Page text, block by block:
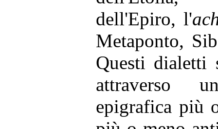
dell'Epiro, l'
Metaponto,
Questi dialetti
attraverso
epigrafica più